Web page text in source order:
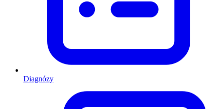
Diagnózy